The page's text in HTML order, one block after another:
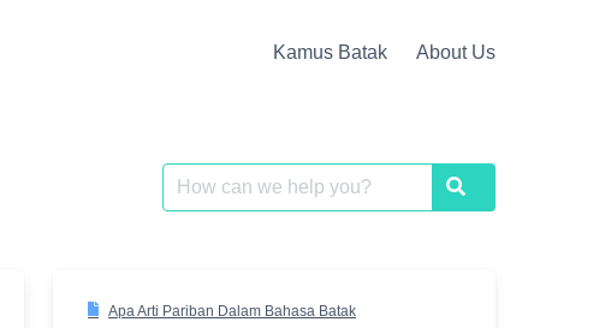
Kamus Batak About Us
Search
for:
Search
Apa Arti Pariban Dalam Bahasa Batak